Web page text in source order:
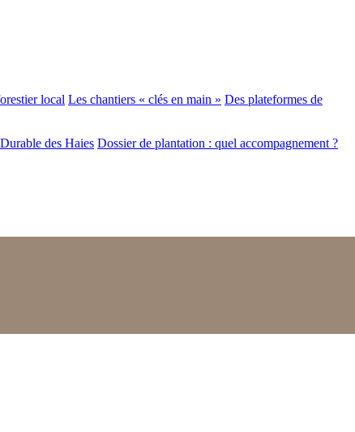
local Les chantiers « clés en main » Des plateformes de
des Haies Dossier de plantation : quel accompagnement ?